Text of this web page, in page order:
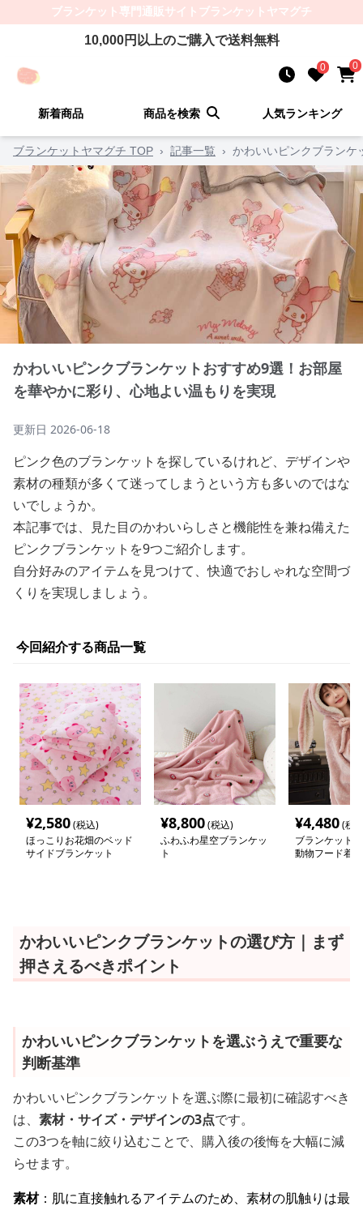
ブランケット 専門通販サイト ブランケットヤマグチ
10,000円以上のご購入で送料無料
0 0
新着商品 商品を検索 人気ランキング
ブランケットヤマグチ TOP › 記事一覧 › かわいいピンクブランケ
かわいいピンクブランケットおすすめ9選！お部屋
を華やかに彩り、心地よい温もりを実現
更新日 2026-06-18
ピンク色のブランケットを探しているけれど、デザインや
素材の種類が多くて迷ってしまうという方も多いのではな
いでしょうか。
本記事では、見た目のかわいらしさと機能性を兼ね備えた
ピンクブランケットを9つご紹介します。
自分好みのアイテムを見つけて、快適でおしゃれな空間づ
くりを実現しましょう。
今回紹介する商品一覧
¥2,580(税込)
ほっこりお花畑のベッド
サイドブランケット
¥8,800(税込)
ふわふわ星空ブランケッ
ト
¥4,480(税
ブランケット
動物フード着
かわいいピンクブランケットの選び方｜まず
押さえるべきポイント
かわいいピンクブランケットを選ぶうえで重要な
判断基準
かわいいピンクブランケットを選ぶ際に最初に確認すべき
は、 素材・サイズ・デザインの3点です。
この3つを軸に絞り込むことで、購入後の後悔を大幅に減
らせます。
素材：肌に直接触れるアイテムのため、素材の肌触りは最